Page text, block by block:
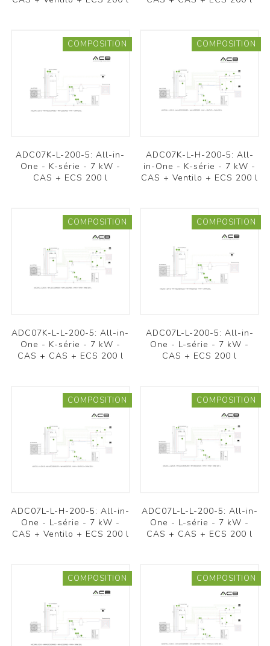
COMPOSITION
ADC07K-L-200-5: All-in-
One - K-série - 7 kW -
CAS + ECS 200 l
COMPOSITION
ADC07K-L-H-200-5: All-
in-One - K-série - 7 kW -
CAS + Ventilo + ECS 200 l
COMPOSITION
ADC07K-L-L-200-5: All-in-
One - K-série - 7 kW -
CAS + CAS + ECS 200 l
COMPOSITION
ADC07L-L-200-5: All-in-
One - L-série - 7 kW -
CAS + ECS 200 l
COMPOSITION
ADC07L-L-H-200-5: All-in-
One - L-série - 7 kW -
CAS + Ventilo + ECS 200 l
COMPOSITION
ADC07L-L-L-200-5: All-in-
One - L-série - 7 kW -
CAS + CAS + ECS 200 l
COMPOSITION COMPOSITION